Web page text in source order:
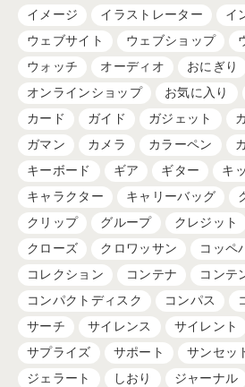
イメージ イラストレーター
イ
ウェブサイト
ウェブショップ
ウォッチ
オーディオ おにぎり
オンラインショップ
お気に入り
カード
ガイド ガジェット
ガマン
カメラ カラーペン
キーボード
ギア ギター キ
キャラクター
キャリーバッグ
クリップ
グループ クレジット
クローズ
クロワッサン コッペ
コレクション
コンテナ
コンテ
コンパクトディスク
コンパス
サーチ
サイレンス サイレント
サプライズ
サポート サンセッ
ジェラート
しおり ジャーナル